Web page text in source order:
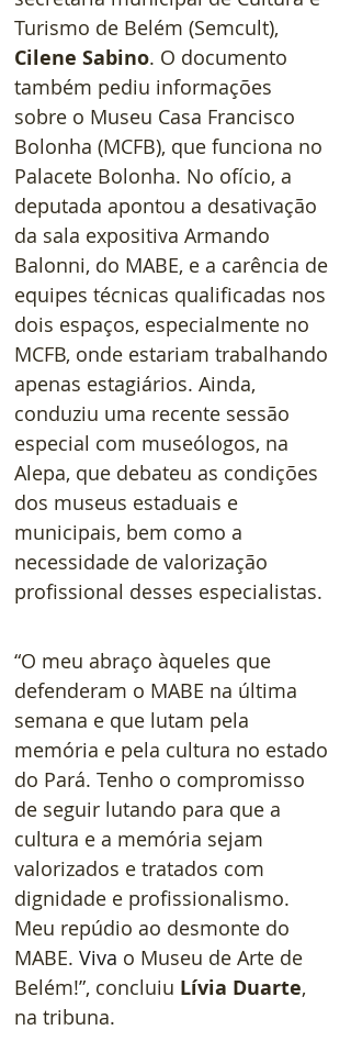
Turismo de Belém (Semcult),
Cilene Sabino. O documento
também pediu informações
sobre o Museu Casa Francisco
Bolonha (MCFB), que funciona no
Palacete Bolonha. No ofício, a
deputada apontou a desativação
da sala expositiva Armando
Balonni, do MABE, e a carência de
equipes técnicas qualificadas nos
dois espaços, especialmente no
MCFB, onde estariam trabalhando
apenas estagiários. Ainda,
conduziu uma recente sessão
especial com museólogos, na
Alepa, que debateu as condições
dos museus estaduais e
municipais, bem como a
necessidade de valorização
profissional desses especialistas.
“O meu abraço àqueles que
defenderam o MABE na última
semana e que lutam pela
memória e pela cultura no estado
do Pará. Tenho o compromisso
de seguir lutando para que a
cultura e a memória sejam
valorizados e tratados com
dignidade e profissionalismo.
Meu repúdio ao desmonte do
MABE. Viva o Museu de Arte de
Belém!”, concluiu Lívia Duarte,
na tribuna.